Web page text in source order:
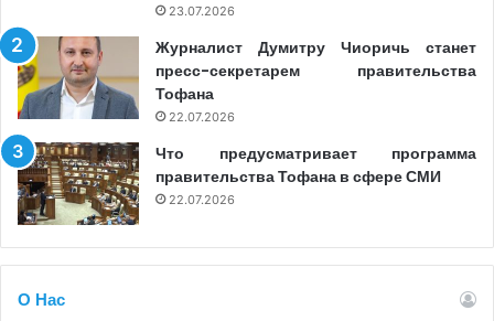
23.07.2026
Журналист Думитру Чиоричь станет
пресс-секретарем правительства
Тофана
22.07.2026
Что предусматривает программа
правительства Тофана в сфере СМИ
22.07.2026
О Нас